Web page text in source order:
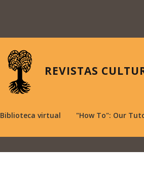
REVISTAS
Biblioteca virtual "How To": Our